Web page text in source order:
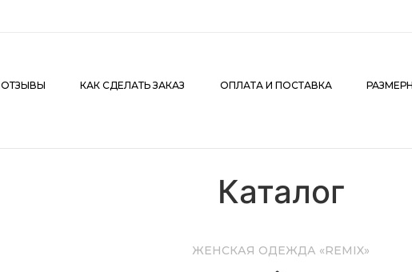
ОТЗЫВЫ КАК СДЕЛАТЬ ЗАКАЗ ОПЛАТА И ПОСТАВКА
Каталог
ЖЕНСКАЯ ОДЕЖДА «REMIX»